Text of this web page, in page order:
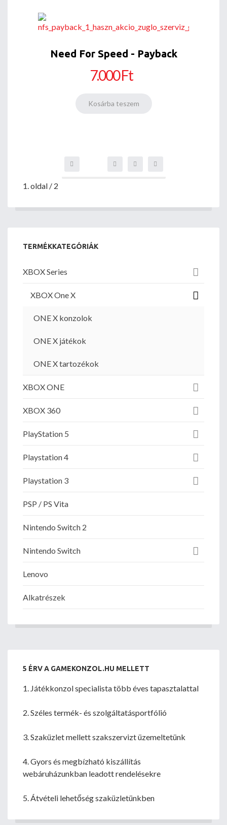
Need For Speed - Payback
7.000 Ft
1. oldal / 2
TERMÉKKATEGÓRIÁK
XBOX Series
XBOX One X
ONE X konzolok
ONE X játékok
ONE X tartozékok
XBOX ONE
XBOX 360
PlayStation 5
Playstation 4
Playstation 3
PSP / PS Vita
Nintendo Switch 2
Nintendo Switch
Lenovo
Alkatrészek
5 ÉRV A GAMEKONZOL.HU MELLETT
1. Játékkonzol specialista több éves tapasztalattal
2. Széles termék- és szolgáltatásportfólió
3. Szaküzlet mellett szakszervizt üzemeltetünk
4. Gyors és megbízható kiszállítás
webáruházunkban leadott rendelésekre
5. Átvételi lehetőség szaküzletünkben